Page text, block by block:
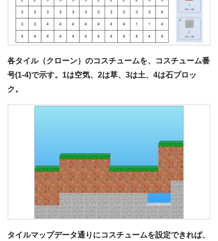
各タイル（クローン）のコスチュームを、コスチューム番
号(1-4)で示す。1は空気、2は草、3は土、4は石ブロッ
ク。
タイルマップデータ通りにコスチュームを設定できれば、